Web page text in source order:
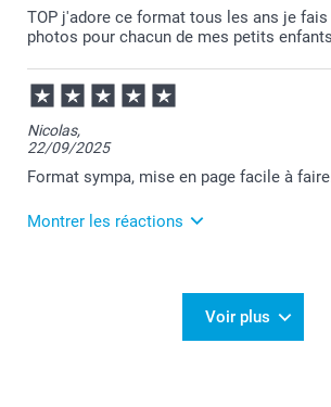
TOP j'adore ce format tous les ans je fais
photos pour chacun de mes petits
Nicolas,
22/09/2025
Format sympa, mise en page facile à
Montrer les réactions
Voir plus